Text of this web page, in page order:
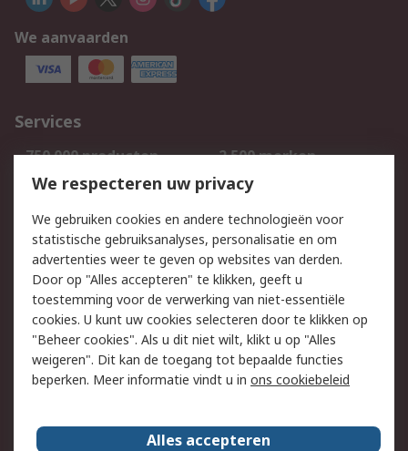
We aanvaarden
Services
750.000 producten
2.500 merken
Bestellen
Inkoopoplossingen
Track & Trace
Wettelijk
Cookiebeleid
Email veiligheid
Privacybeleid
Websitevoorwaarden
Algemene
verkoopvoorwaarden
Over RS
We respecteren uw privacy
We gebruiken cookies en andere technologieën voor
statistische gebruiksanalyses, personalisatie en om
advertenties weer te geven op websites van derden.
Door op "Alles accepteren" te klikken, geeft u
toestemming voor de verwerking van niet-essentiële
cookies. U kunt uw cookies selecteren door te klikken op
"Beheer cookies". Als u dit niet wilt, klikt u op "Alles
weigeren". Dit kan de toegang tot bepaalde functies
beperken. Meer informatie vindt u in ons cookiebeleid
Alles accepteren